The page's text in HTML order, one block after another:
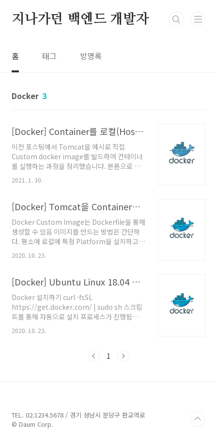
지나가던 백엔드 개발자
홈 태그 방명록
Docker 3
[Docker] Container를 로컬(Host)에 설치된 서비스를 기반으로 구동하기
이전 포스팅에서 Tomcat을 예시로 직접
Custom docker image를 빌드하여 컨테이너
를 실행하는 과정을 정리했습니다. 본론으로 들
어가기에 앞서 이전 포스팅에서 빌드한 Custom
docker image를 만드는 과정(Dockerfile에
면 아래와 같은 과정을 거쳐 image를 빌드합니
2. apt (ubuntu package manager) 업데이
트 3. wget 설치 4. Apache Tomcat CDN 서버
로부터 Tomcat 설치 압축파일 다운로드 5. 압축
해제 및 디렉토리명 변경 6. 사용할 포트 설정 7.
2021. 1. 30.
[Docker] Tomcat을 Container로 구동하기 위해 Tomcat Docker Image 만들기
Docker Custom Image는 Dockerfile을 통해
생성할 수 있음 이미지를 만드는 방법은 간단하
다. 평소에 로컬에 특정 Platform을 설치하고
구동하는 일련의 과정들을 Dockerfile에 그대로
옮겨주면 된다. 예를들어 평소에 로컬에
다음과 같다. 톰캣을 tar.gz 파일로 설치 혹은
Logging, Context Path 등) 이 작업들을
Dockerfile에서 처리할 수 있도록 해주면 된다.
혹은 로컬에 설치된 Tomcat Directory를
Base로 Docker Container로 구동할수도 있
2020. 10. 23.
[Docker] Ubuntu Linux 18.04 도커(Docker) 설치 및 핵심 명령어
Docker 설치하기 curl -fsSL
https://get.docker.com/ | sudo sh 스크립
트를 통해 자동으로 설치 프로세스가 진행됨
docker -v Docker version 19.03.9, build
9d988398e7 sudo 권한 없이 사용하기 docker
아닌 사용자가 sudo없이 사용하려면 해당 사용
중인 컨테이너 목록 docker ps 전체 컨테이너
목록 (..
2020. 10. 23.
1
TEL. 02.1234.5678 / 경기 성남시 분당구 판교역로
© Daum Corp.